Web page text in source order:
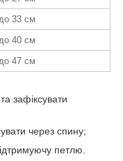
33 см
40 см
47 см
зафіксувати
через спину;
петлю.